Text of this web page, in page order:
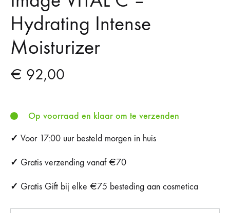
Hydrating Intense
Moisturizer
€ 92,00
Op voorraad en klaar om te verzenden
✓ Voor 17:00 uur besteld morgen in huis
✓ Gratis verzending vanaf €70
✓ Gratis Gift bij elke €75 besteding aan cosmetica